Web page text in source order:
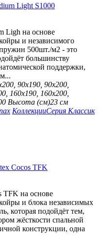
Light S1000
Ligh на основе
и независимого
500шт./м2 - это
большинству
поддержки,
90х190, 90х200,
160х190, 160х200,
Высота (см)23 см
КоллекцииСерия Классик
Cocos TFK
TFK на основе
и блока независимых
которая подойдёт тем,
жёсткости спальной
конструкции, одна